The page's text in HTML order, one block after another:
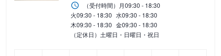
（受付時間） 月09:30 - 18:30
火09:30 - 18:30 水09:30 - 18:30
木09:30 - 18:30 金09:30 - 18:30
（定休日）土曜日・日曜日・祝日